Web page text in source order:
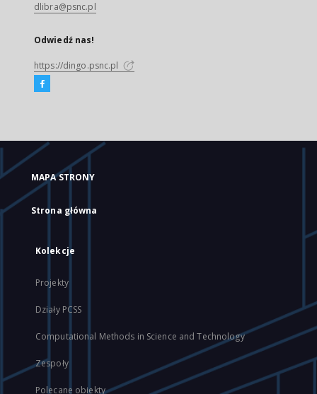
dlibra@psnc.pl
Odwiedź nas!
https://dingo.psnc.pl
MAPA STRONY
Strona główna
Kolekcje
Projekty
Działy PCSS
Computational Methods in Science and Technology
Zespoły
Polecane obiekty